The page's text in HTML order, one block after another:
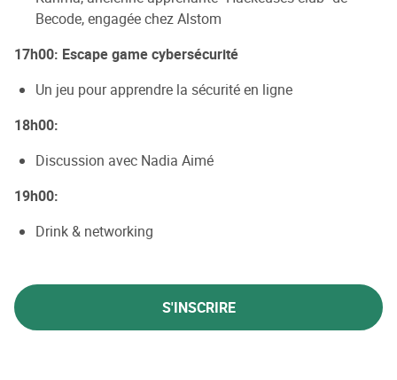
Becode, engagée chez Alstom
17h00: Escape game cybersécurité
Un jeu pour apprendre la sécurité en ligne
18h00:
Discussion avec Nadia Aimé
19h00:
Drink & networking
S'INSCRIRE